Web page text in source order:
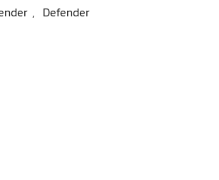
, Defender